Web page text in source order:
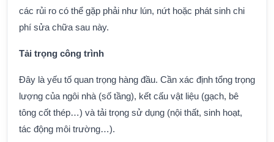
các rủi ro có thể gặp phải như lún, nứt hoặc phát sinh chi
phí sửa chữa sau này.
Tải trọng công trình
Đây là yếu tố quan trọng hàng đầu. Cần xác định tổng trọng
lượng của ngôi nhà (số tầng), kết cấu vật liệu (gạch, bê
tông cốt thép…) và tải trọng sử dụng (nội thất, sinh hoạt,
tác động môi trường…).